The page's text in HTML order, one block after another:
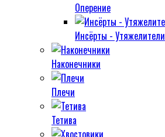
Оперение
Инсёрты - Утяжелители
Наконечники
Плечи
Тетива